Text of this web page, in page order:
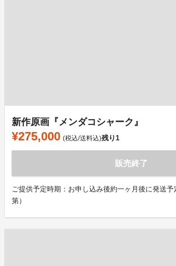
新作原画『メンダコシャーク』
¥275,000 (税込/送料込)残り1
販売終了
ご提供予定時期：お申し込み後約一ヶ月後に発送
第）